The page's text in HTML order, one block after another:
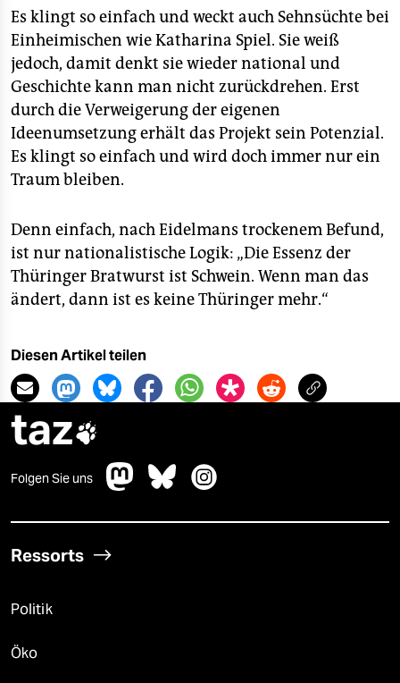
Es klingt so einfach und weckt auch Sehnsüchte bei
Einheimischen wie Katharina Spiel. Sie weiß
jedoch, damit denkt sie wieder national und
Geschichte kann man nicht zurückdrehen. Erst
durch die Verweigerung der eigenen
Ideenumsetzung erhält das Projekt sein Potenzial.
Es klingt so einfach und wird doch immer nur ein
Traum bleiben.
Denn einfach, nach Eidelmans trockenem Befund,
ist nur nationalistische Logik: „Die Essenz der
Thüringer Bratwurst ist Schwein. Wenn man das
ändert, dann ist es keine Thüringer mehr.“
Diesen Artikel teilen
taz
Folgen Sie uns
Ressorts
Politik
Öko